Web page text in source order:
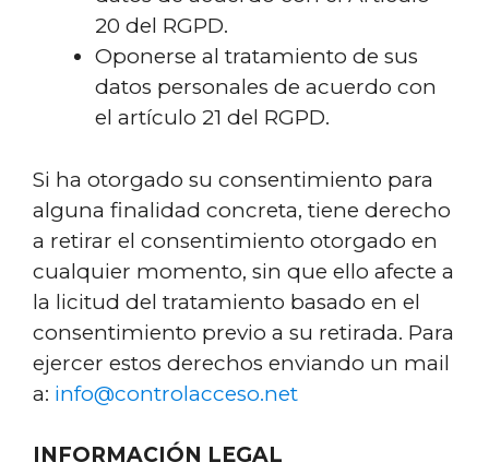
20 del RGPD.
Oponerse al tratamiento de sus
datos personales de acuerdo con
el artículo 21 del RGPD.
Si ha otorgado su consentimiento para
alguna finalidad concreta, tiene derecho
a retirar el consentimiento otorgado en
cualquier momento, sin que ello afecte a
la licitud del tratamiento basado en el
consentimiento previo a su retirada. Para
ejercer estos derechos enviando un mail
a: info@controlacceso.net
INFORMACIÓN LEGAL